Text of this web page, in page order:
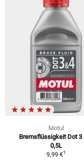
Motul
Bremsflüssigkeit Dot 3
0,5L
9,99 €1